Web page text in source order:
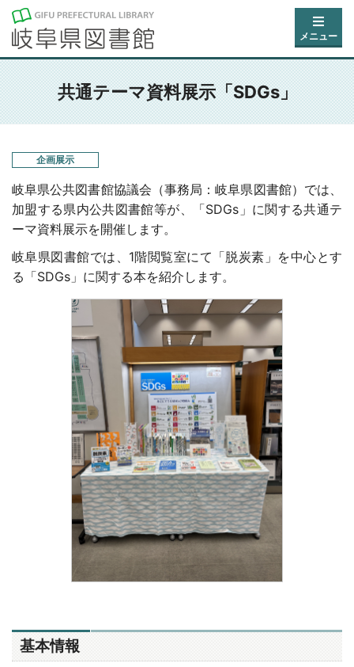
メニュー
共通テーマ資料展示「SDGs」
企画展示
岐阜県公共図書館協議会（事務局：岐阜県図書館）では、
加盟する県内公共図書館等が、「SDGs」に関する共通テ
ーマ資料展示を開催します。
岐阜県図書館では、1階閲覧室にて「脱炭素」を中心とす
る「SDGs」に関する本を紹介します。
基本情報